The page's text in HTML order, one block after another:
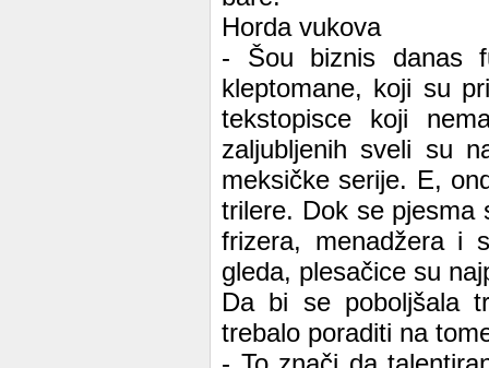
Horda vukova
- Šou biznis danas
kleptomane, koji su
tekstopisce koji
zaljubljenih sveli su
meksičke serije. E,
trilere. Dok se pjesma
frizera, menadžera i
gleda, plesačice su
Da bi se poboljšala
trebalo poraditi na